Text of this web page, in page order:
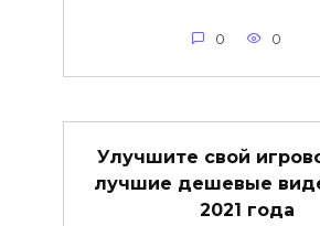
0 0
Улучшите свой
лучшие дешевые
2021 года